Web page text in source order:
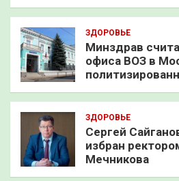
ЗДОРОВЬЕ
Минздрав
офиса ВОЗ в
ЗДОРОВЬЕ
Сергей
избран
Мечникова